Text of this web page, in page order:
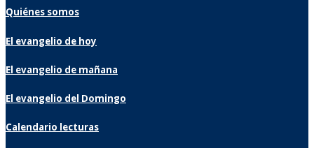
Quiénes somos
El evangelio de hoy
El evangelio de mañana
El evangelio del Domingo
Calendario lecturas